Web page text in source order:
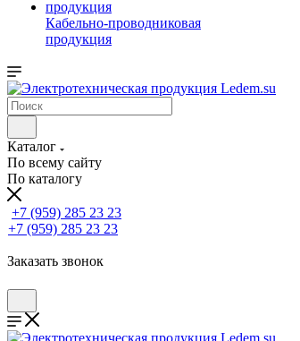
Кабельно-проводниковая
продукция
Каталог
По всему сайту
По каталогу
+7 (959) 285 23 23
+7 (959) 285 23 23
Заказать звонок